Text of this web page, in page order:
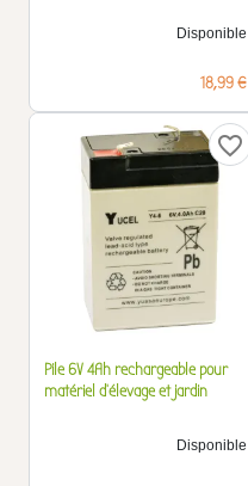
Disponible
Prix
18,99 €
favorite_border
Pile 6V 4Ah rechargeable pour
matériel d'élevage et jardin
Disponible